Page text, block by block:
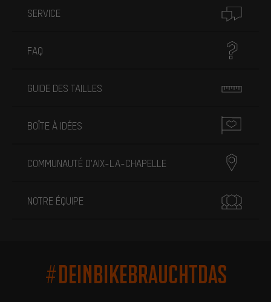
SERVICE
FAQ
GUIDE DES TAILLES
BOÎTE À IDÉES
COMMUNAUTÉ D'AIX-LA-CHAPELLE
NOTRE ÉQUIPE
#DEINBIKEBRAUCHTDAS